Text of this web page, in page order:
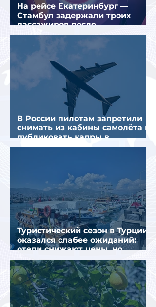
На рейсе Екатеринбург —
Стамбул задержали троих
пассажиров после
предполагаемой серии краж
В России пилотам запретили
снимать из кабины самолёта и
публиковать кадры в
интернете
Туристический сезон в Турции
оказался слабее ожиданий:
отели снижают цены, но
загрузка остается низкой